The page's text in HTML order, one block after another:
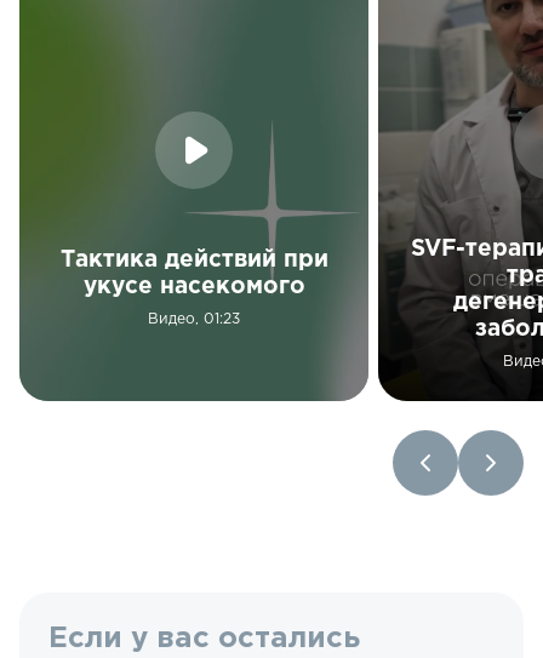
Тактика действий при
укусе насекомого
Видео, 01:23
SVF-
Если у вас остались